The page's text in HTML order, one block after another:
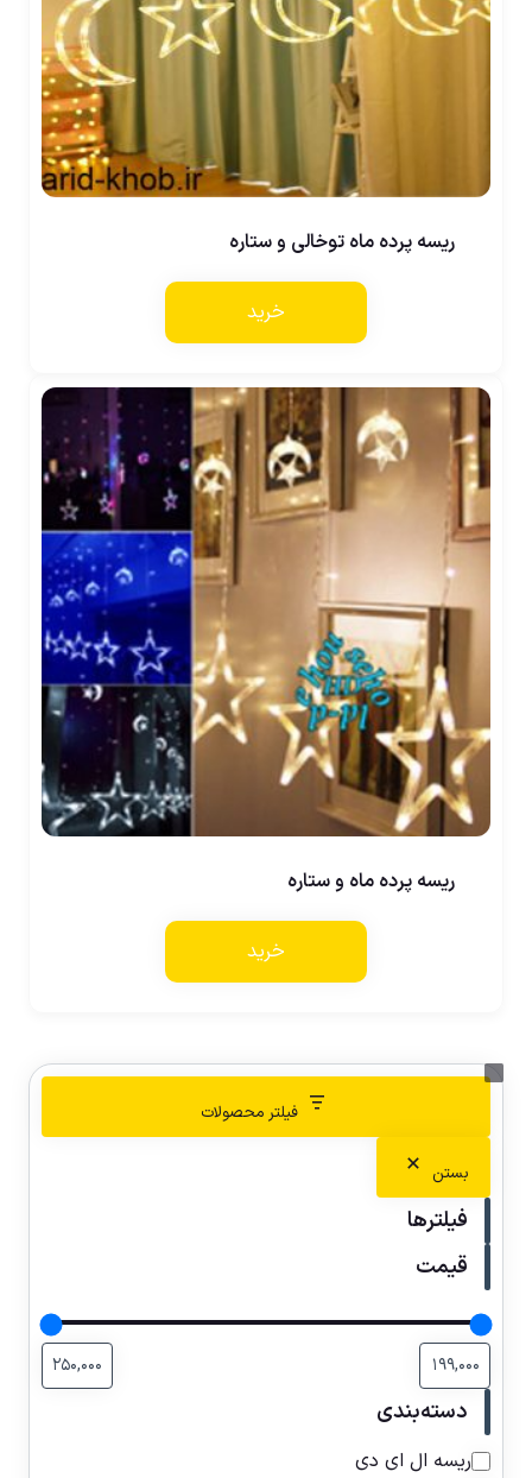
ریسه پرده ماه توخالی و ستاره
خرید
ریسه پرده ماه و ستاره
خرید
فیلتر محصولات
بستن
فیلترها
قیمت
دسته‌بندی
ریسه ال ای دی